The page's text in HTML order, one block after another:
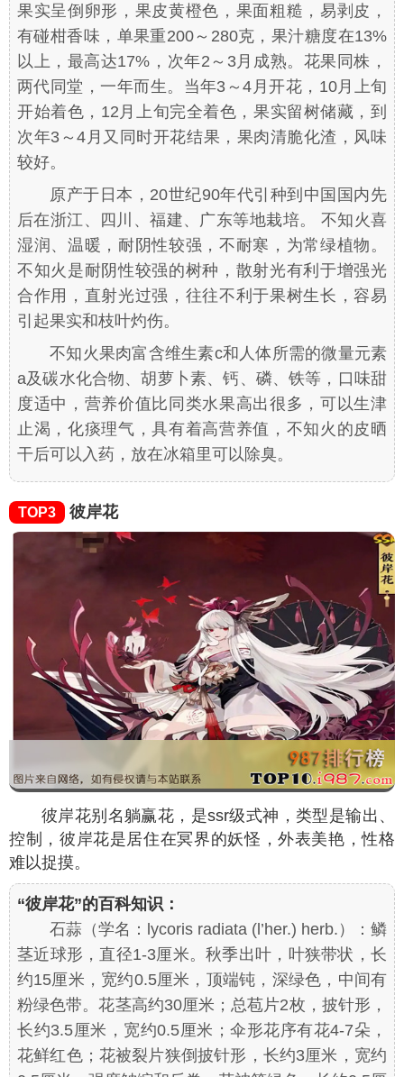
果实呈倒卵形，果皮黄橙色，果面粗糙，易剥皮，
有碰柑香味，单果重200～280克，果汁糖度在13%
以上，最高达17%，次年2～3月成熟。花果同株，
两代同堂，一年而生。当年3～4月开花，10月上旬
开始着色，12月上旬完全着色，果实留树储藏，到
次年3～4月又同时开花结果，果肉清脆化渣，风味
较好。
原产于日本，20世纪90年代引种到中国国内先
后在浙江、四川、福建、广东等地栽培。 不知火喜
湿润、温暖，耐阴性较强，不耐寒，为常绿植物。
不知火是耐阴性较强的树种，散射光有利于增强光
合作用，直射光过强，往往不利于果树生长，容易
引起果实和枝叶灼伤。
不知火果肉富含维生素c和人体所需的微量元素
a及碳水化合物、胡萝卜素、钙、磷、铁等，口味甜
度适中，营养价值比同类水果高出很多，可以生津
止渴，化痰理气，具有着高营养值，不知火的皮晒
干后可以入药，放在冰箱里可以除臭。
TOP3 彼岸花
彼岸花别名躺赢花，是ssr级式神，类型是输出、
控制，彼岸花是居住在冥界的妖怪，外表美艳，性格
难以捉摸。
“彼岸花”的百科知识：
石蒜（学名： lycoris radiata (l’her.) herb.）：鳞
茎近球形，直径1-3厘米。秋季出叶，叶狭带状，长
约15厘米，宽约0.5厘米，顶端钝，深绿色，中间有
粉绿色带。花茎高约30厘米；总苞片2枚，披针形，
长约3.5厘米，宽约0.5厘米；伞形花序有花4-7朵，
花鲜红色；花被裂片狭倒披针形，长约3厘米，宽约